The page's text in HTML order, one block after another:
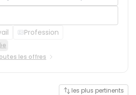
Profession
les offres
les plus pertinents